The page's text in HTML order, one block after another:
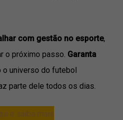
com gestão no esporte,
o próximo passo. Garanta
universo do futebol
parte dele todos os dias.
e saiba mais